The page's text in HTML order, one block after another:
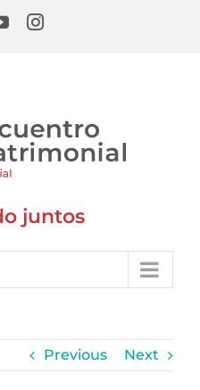
YouTubeInstagram
juntos
Previous Next